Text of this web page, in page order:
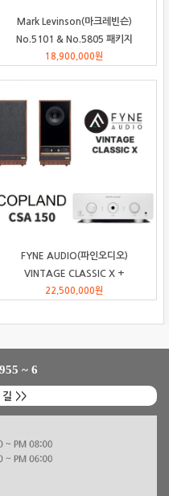
Mark Levinson(마크레빈슨)
No.5101 & No.5805 패키지
18,900,000원
FYNE AUDIO(파인오디오)
VINTAGE CLASSIC X +
Copland(코플랜드) CSA150 패키
22,500,000원
~ 6
길 >>